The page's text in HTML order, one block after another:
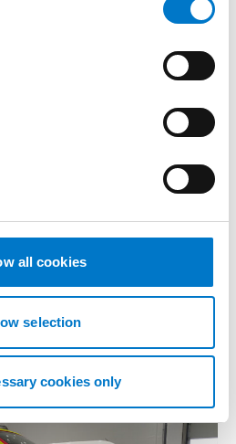
all cookies
selection
cookies only